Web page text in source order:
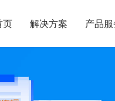
页 解决方案 产品服